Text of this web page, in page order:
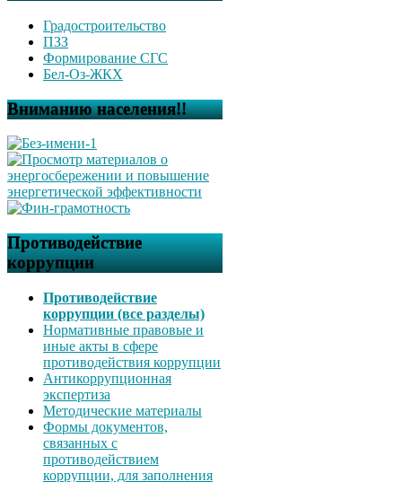
Градостроительство
ПЗЗ
Формирование СГС
Бел-Оз-ЖКХ
Вниманию населения!!
Противодействие
коррупции
Противодействие
коррупции (все разделы)
Нормативные правовые и
иные акты в сфере
противодействия коррупции
Антикоррупционная
экспертиза
Методические материалы
Формы документов,
связанных с
противодействием
коррупции, для заполнения